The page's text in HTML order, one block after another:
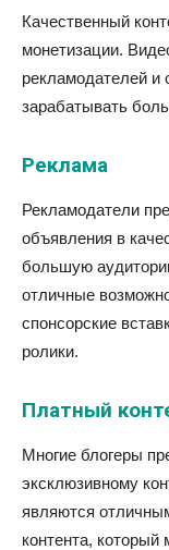
Качественный
монетизации.
рекламодателей и
зарабатывать
Реклама
Рекламодатели
объявления в
большую
отличные
спонсорские
ролики.
Платный
Многие блогеры
эксклюзивному
являются
контента,